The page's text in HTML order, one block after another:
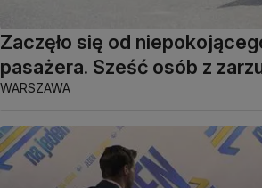
Zaczęło się od
pasażera. Sześć osób z
WARSZAWA